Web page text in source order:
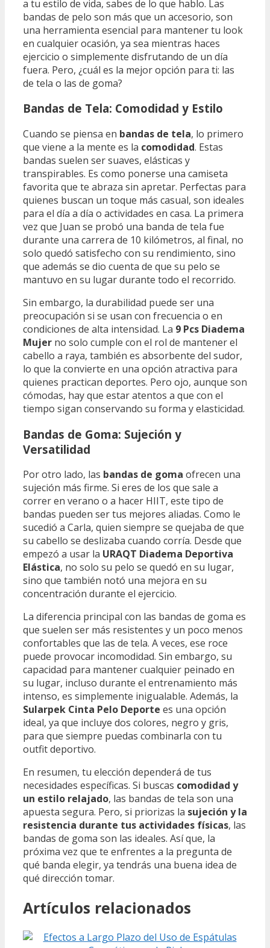
a tu estilo de vida, sabes de lo que hablo. Las
bandas de pelo son más que un accesorio, son
una herramienta esencial para mantener tu look
en cualquier ocasión, ya sea mientras haces
ejercicio o simplemente disfrutando de un día
fuera. Pero, ¿cuál es la mejor opción para ti: las
de tela o las de goma?
Bandas de Tela: Comodidad y Estilo
Cuando se piensa en bandas de tela, lo primero
que viene a la mente es la comodidad. Estas
bandas suelen ser suaves, elásticas y
transpirables. Es como ponerse una camiseta
favorita que te abraza sin apretar. Perfectas para
quienes buscan un toque más casual, son ideales
para el día a día o actividades en casa. La primera
vez que Juan se probó una banda de tela fue
durante una carrera de 10 kilómetros, al final, no
solo quedó satisfecho con su rendimiento, sino
que además se dio cuenta de que su pelo se
mantuvo en su lugar durante todo el recorrido.
Sin embargo, la durabilidad puede ser una
preocupación si se usan con frecuencia o en
condiciones de alta intensidad. La 9 Pcs Diadema
Mujer no solo cumple con el rol de mantener el
cabello a raya, también es absorbente del sudor,
lo que la convierte en una opción atractiva para
quienes practican deportes. Pero ojo, aunque son
cómodas, hay que estar atentos a que con el
tiempo sigan conservando su forma y elasticidad.
Bandas de Goma: Sujeción y
Versatilidad
Por otro lado, las bandas de goma ofrecen una
sujeción más firme. Si eres de los que sale a
correr en verano o a hacer HIIT, este tipo de
bandas pueden ser tus mejores aliadas. Como le
sucedió a Carla, quien siempre se quejaba de que
su cabello se deslizaba cuando corría. Desde que
empezó a usar la URAQT Diadema Deportiva
Elástica, no solo su pelo se quedó en su lugar,
sino que también notó una mejora en su
concentración durante el ejercicio.
La diferencia principal con las bandas de goma es
que suelen ser más resistentes y un poco menos
confortables que las de tela. A veces, ese roce
puede provocar incomodidad. Sin embargo, su
capacidad para mantener cualquier peinado en
su lugar, incluso durante el entrenamiento más
intenso, es simplemente inigualable. Además, la
Sularpek Cinta Pelo Deporte es una opción
ideal, ya que incluye dos colores, negro y gris,
para que siempre puedas combinarla con tu
outfit deportivo.
En resumen, tu elección dependerá de tus
necesidades específicas. Si buscas comodidad y
un estilo relajado, las bandas de tela son una
apuesta segura. Pero, si priorizas la sujeción y la
resistencia durante tus actividades físicas, las
bandas de goma son las ideales. Así que, la
próxima vez que te enfrentes a la pregunta de
qué banda elegir, ya tendrás una buena idea de
qué dirección tomar.
Artículos relacionados